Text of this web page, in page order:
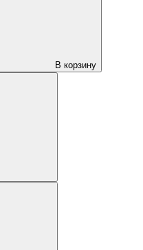
В корзину